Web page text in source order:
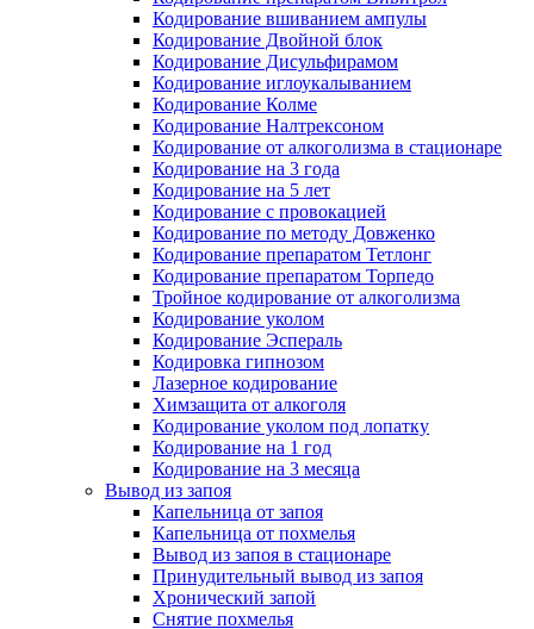
Кодирование вшиванием ампулы
Кодирование Двойной блок
Кодирование Дисульфирамом
Кодирование иглоукалыванием
Кодирование Колме
Кодирование Налтрексоном
Кодирование от алкоголизма в стационаре
Кодирование на 3 года
Кодирование на 5 лет
Кодирование с провокацией
Кодирование по методу Довженко
Кодирование препаратом Тетлонг
Кодирование препаратом Торпедо
Тройное кодирование от алкоголизма
Кодирование уколом
Кодирование Эспераль
Кодировка гипнозом
Лазерное кодирование
Химзащита от алкоголя
Кодирование уколом под лопатку
Кодирование на 1 год
Кодирование на 3 месяца
Вывод из запоя
Капельница от запоя
Капельница от похмелья
Вывод из запоя в стационаре
Принудительный вывод из запоя
Хронический запой
Снятие похмелья